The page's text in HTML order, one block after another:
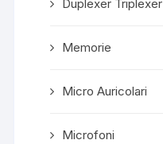
Duplexer Triplexer
Memorie
Micro Auricolari
Microfoni